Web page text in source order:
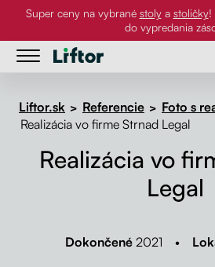
Super ceny na vybrané stolya stoličky!
do vypredania
Kancelárske stoly
Stolové podnože
Klasické stoly
Stoličky
Stolové dosky
Stoličky
Referencie
Stoly
Stoličky
Liftor.sk > Referencie > Foto s
Realizácia vo firme Strnad Legal
Realizácia vo
Legal
Dokončené 2021 •